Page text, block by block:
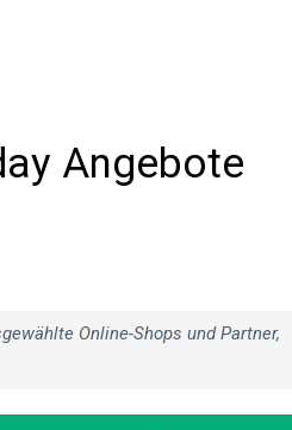
Angebote
Online-Shops und Partner,